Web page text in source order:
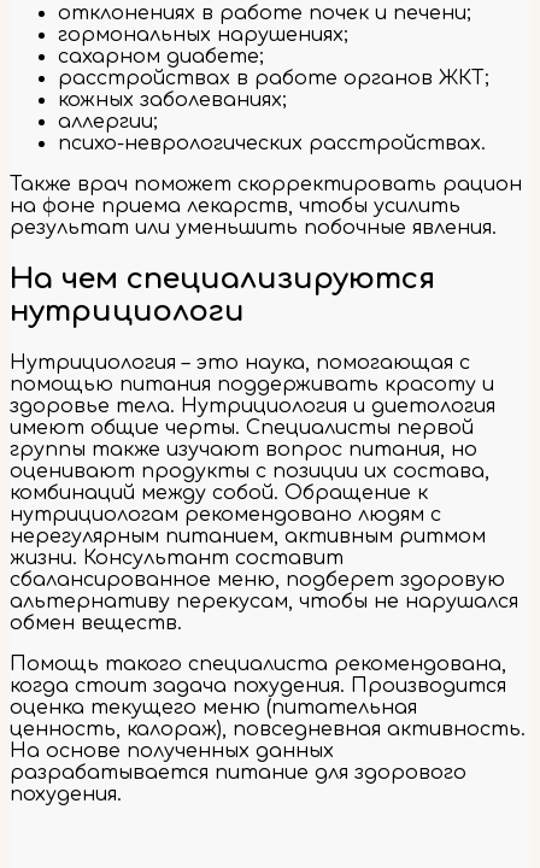
отклонениях в работе почек и печени;
гормональных нарушениях;
сахарном диабете;
расстройствах в работе органов ЖКТ;
кожных заболеваниях;
аллергии;
психо-неврологических расстройствах.
Также врач поможет скорректировать рацион
на фоне приема лекарств, чтобы усилить
результат или уменьшить побочные явления.
На чем специализируются
нутрициологи
Нутрициология – это наука, помогающая с
помощью питания поддерживать красоту и
здоровье тела. Нутрициология и диетология
имеют общие черты. Специалисты первой
группы также изучают вопрос питания, но
оценивают продукты с позиции их состава,
комбинаций между собой. Обращение к
нутрициологам рекомендовано людям с
нерегулярным питанием, активным ритмом
жизни. Консультант составит
сбалансированное меню, подберет здоровую
альтернативу перекусам, чтобы не нарушался
обмен веществ.
Помощь такого специалиста рекомендована,
когда стоит задача похудения. Производится
оценка текущего меню (питательная
ценность, калораж), повседневная активность.
На основе полученных данных
разрабатывается питание для здорового
похудения.